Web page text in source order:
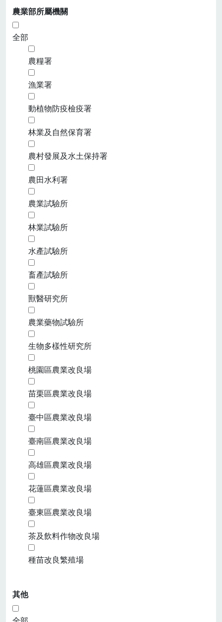
農業部所屬機關
全部
農糧署
漁業署
動植物防疫檢疫署
林業及自然保育署
農村發展及水土保持署
農田水利署
農業試驗所
林業試驗所
水產試驗所
畜產試驗所
獸醫研究所
農業藥物試驗所
生物多樣性研究所
桃園區農業改良場
苗栗區農業改良場
臺中區農業改良場
臺南區農業改良場
高雄區農業改良場
花蓮區農業改良場
臺東區農業改良場
茶及飲料作物改良場
種苗改良繁殖場
其他